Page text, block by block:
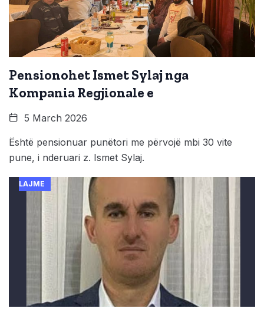
Pensionohet Ismet Sylaj nga
Kompania Regjionale e
5 March 2026
Është pensionuar punëtori me përvojë mbi 30 vite
pune, i nderuari z. Ismet Sylaj.
LAJME